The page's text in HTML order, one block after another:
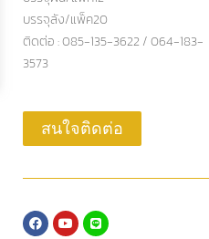
บรรจุลัง/แพ็ค20
ติดต่อ : 085-135-3622 / 064-183-
3573
สนใจติดต่อ